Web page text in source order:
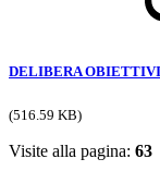
DELIBERA OBIETTIVI
(516.59 KB)
Visite alla pagina: 63